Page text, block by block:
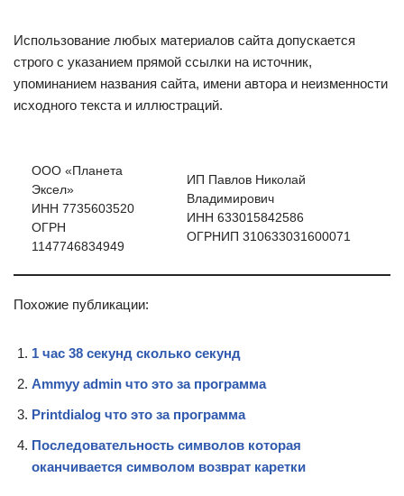
Использование любых материалов сайта допускается
строго с указанием прямой ссылки на источник,
упоминанием названия сайта, имени автора и неизменности
исходного текста и иллюстраций.
ООО «Планета
Эксел»
ИНН 7735603520
ОГРН
1147746834949
ИП Павлов Николай
Владимирович
ИНН 633015842586
ОГРНИП 310633031600071
Похожие публикации:
1 час 38 секунд сколько секунд
Ammyy admin что это за программа
Printdialog что это за программа
Последовательность символов которая
оканчивается символом возврат каретки